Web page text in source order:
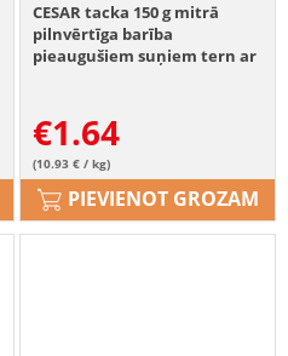
CESAR tacka 150 g mitrā
pilnvērtīga barība
pieaugušiem suņiem tern ar
€1.64
(10.93 € / kg)
PIEVIENOT GROZAM